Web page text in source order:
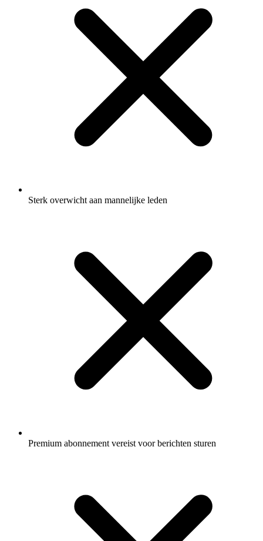
Sterk overwicht aan mannelijke leden
Premium abonnement vereist voor berichten sturen